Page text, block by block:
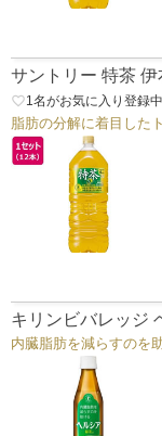
サントリー 特茶
favorite_border1 名がお気に入り登録中
脂肪の分解に着目した
キリンビバレッジ
内臓脂肪を減らすのを